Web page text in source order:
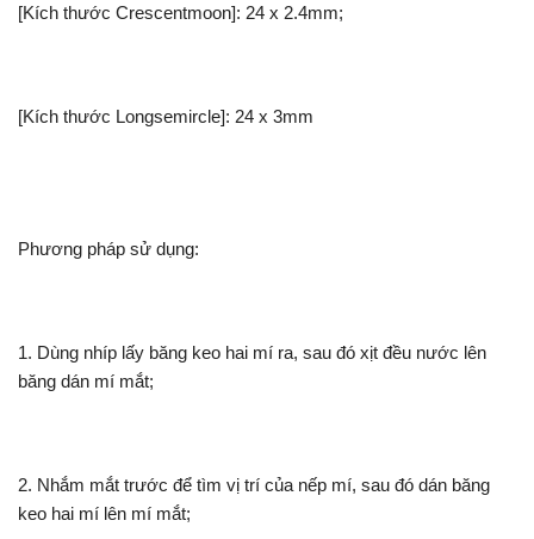
[Kích thước Crescentmoon]: 24 x 2.4mm;
[Kích thước Longsemircle]: 24 x 3mm
Phương pháp sử dụng:
1. Dùng nhíp lấy băng keo hai mí ra, sau đó xịt đều nước lên
băng dán mí mắt;
2. Nhắm mắt trước để tìm vị trí của nếp mí, sau đó dán băng
keo hai mí lên mí mắt;